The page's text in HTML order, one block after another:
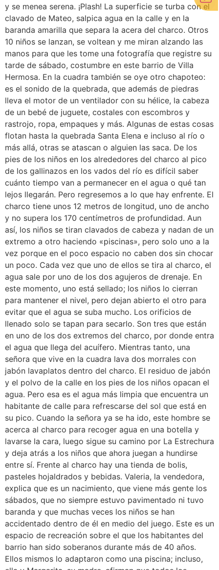
y se menea serena. ¡Plash! La superficie se turba con el
clavado de Mateo, salpica agua en la calle y en la
baranda amarilla que separa la acera del charco. Otros
10 niños se lanzan, se voltean y me miran alzando las
manos para que les tome una fotografía que registre su
tarde de sábado, costumbre en este barrio de Villa
Hermosa. En la cuadra también se oye otro chapoteo:
es el sonido de la quebrada, que además de piedras
lleva el motor de un ventilador con su hélice, la cabeza
de un bebé de juguete, costales con escombros y
rastrojo, ropa, empaques y más. Algunas de estas cosas
flotan hasta la quebrada Santa Elena e incluso al río o
más allá, otras se atascan o alguien las saca. De los
pies de los niños en los alrededores del charco al pico
de los gallinazos en los vados del río es difícil saber
cuánto tiempo van a permanecer en el agua o qué tan
lejos llegarán. Pero regresemos a lo que hay enfrente. El
charco tiene unos 12 metros de longitud, uno de ancho
y no supera los 170 centímetros de profundidad. Aun
así, los niños se tiran clavados de cabeza y nadan de un
extremo a otro haciendo «piscinas», pero solo uno a la
vez porque en el poco espacio no caben dos sin chocar
un poco. Cada vez que uno de ellos se tira al charco, el
agua sale por uno de los dos agujeros de drenaje. En
este momento, uno está sellado; los niños lo cierran
para mantener el nivel, pero dejan abierto el otro para
evitar que el agua se suba mucho. Los orificios de
llenado solo se tapan para secarlo. Son tres que están
en uno de los dos extremos del charco, por donde entra
el agua que llega del acuífero. Mientras tanto, una
señora que vive en la cuadra lava dos morrales con
jabón lavaplatos dentro del charco. El residuo de jabón
y el polvo de la calle en los pies de los niños opacan el
agua. Pero esa es el agua más limpia que encuentra un
habitante de calle para refrescarse del sol que está en
su pico. Cuando la señora ya se ha ido, este hombre se
acerca al charco para recoger agua en una botella y
lavarse la cara, luego sigue su camino por La Estrechura
y deja atrás a los niños que ahora juegan a hundirse
entre sí. Frente al charco hay una tienda de bolis,
pasteles hojaldrados y bebidas. Valeria, la vendedora,
explica que es un nacimiento, que viene más gente los
sábados, que no siempre estuvo pavimentado ni tuvo
baranda y que muchas veces los niños se han
accidentado dentro de él en medio del juego. Este es un
espacio de recreación sobre el que los habitantes del
barrio han sido soberanos durante más de 40 años.
Ellos mismos lo adaptaron como una piscina; incluso,